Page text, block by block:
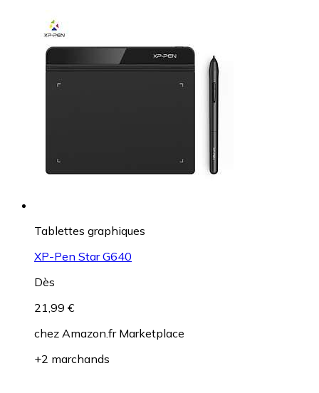
Tablettes graphiques
XP-Pen Star G640
Dès
21,99 €
chez Amazon.fr Marketplace
+2 marchands